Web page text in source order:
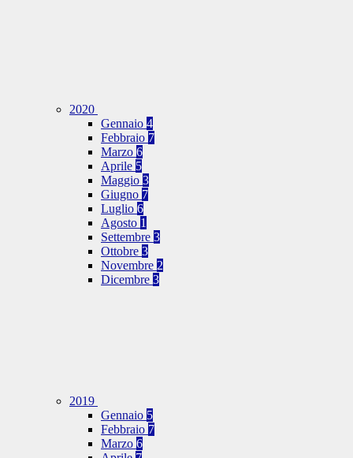
2020
Gennaio 4
Febbraio 7
Marzo 6
Aprile 5
Maggio 3
Giugno 7
Luglio 6
Agosto 1
Settembre 3
Ottobre 3
Novembre 2
Dicembre 3
2019
Gennaio 5
Febbraio 7
Marzo 6